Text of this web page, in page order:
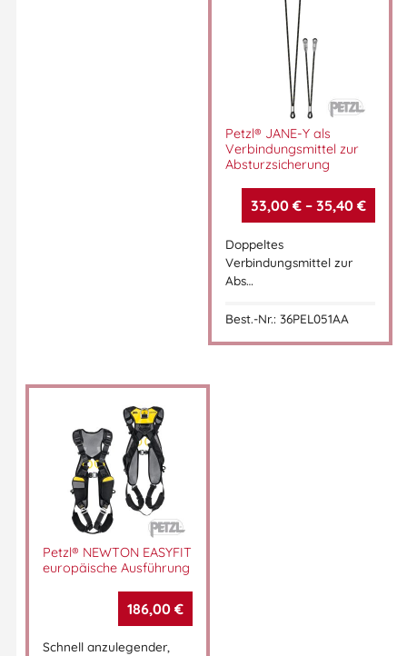
Petzl® JANE-Y als
Verbindungsmittel zur
Absturzsicherung
33,00 €– 35,40 €
Doppeltes
Verbindungsmittel zur
Abs…
Best.-Nr.: 36PEL051AA
Petzl® NEWTON EASYFIT
europäische Ausführung
186,00 €
Schnell anzulegender,